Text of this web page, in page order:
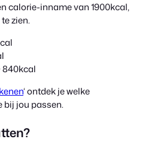
calorie-inname van 1900kcal,
zien.
840kcal
‘ ontdek je welke
bij jou passen.